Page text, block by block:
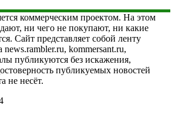
коммерческим проектом. На этом
ни чего не покупают, ни какие
Сайт представляет собой ленту
news.rambler.ru, kommersant.ru,
публикуются без искажения,
публикуемых новостей
не несёт.